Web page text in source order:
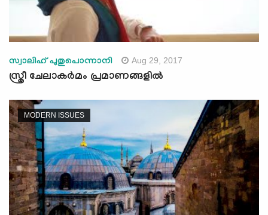
സ്വാലിഹ് പുതുപൊന്നാനി Aug 29, 2017
സ്ത്രീ ചേലാകര്‍മം പ്രമാണങ്ങളില്‍
MODERN ISSUES